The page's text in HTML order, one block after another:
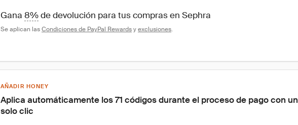
Gana 8% de devolución para tus compras en Sephra
Se aplican las Condiciones de PayPal Rewards y exclusiones.
AÑADIR HONEY
Aplica automáticamente los 71 códigos durante el proceso de pago con un
solo clic